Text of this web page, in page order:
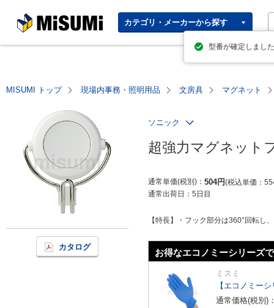
MISUMI | Your Time, Our
Priority
カテゴリ・メーカーから探す
MISUMI トップ 現場内事務・照明用品 文房具 マグネット
カタログ
ソニック
超強力マグネット
通常単価(税別) 504円 税込単価
通常出荷日： 5日目
【特長】・フック部分は360°回転し
お得なエコノミーシリーズ
ミスミ
【エコノミー
通常価格(税別)
型番が確定しました